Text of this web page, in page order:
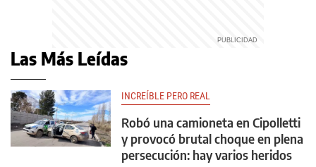
Las Más Leídas
INCREÍBLE PERO REAL
Robó una camioneta en Cipolletti
y provocó brutal choque en plena
persecución: hay varios heridos